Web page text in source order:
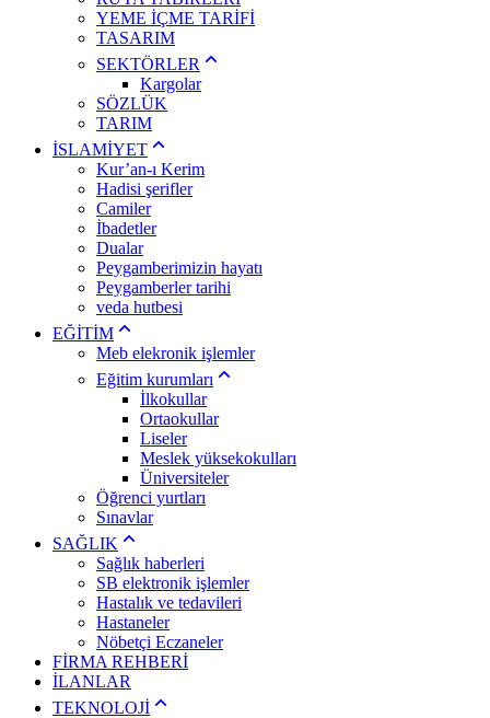
YEME İÇME TARİFİ
TASARIM
SEKTÖRLER
Kargolar
SÖZLÜK
TARIM
İSLAMİYET
Kur’an-ı Kerim
Hadisi şerifler
Camiler
İbadetler
Dualar
Peygamberimizin hayatı
Peygamberler tarihi
veda hutbesi
EĞİTİM
Meb elekronik işlemler
Eğitim kurumları
İlkokullar
Ortaokullar
Liseler
Meslek yüksekokulları
Üniversiteler
Öğrenci yurtları
Sınavlar
SAĞLIK
Sağlık haberleri
SB elektronik işlemler
Hastalık ve tedavileri
Hastaneler
Nöbetçi Eczaneler
FİRMA REHBERİ
İLANLAR
TEKNOLOJİ